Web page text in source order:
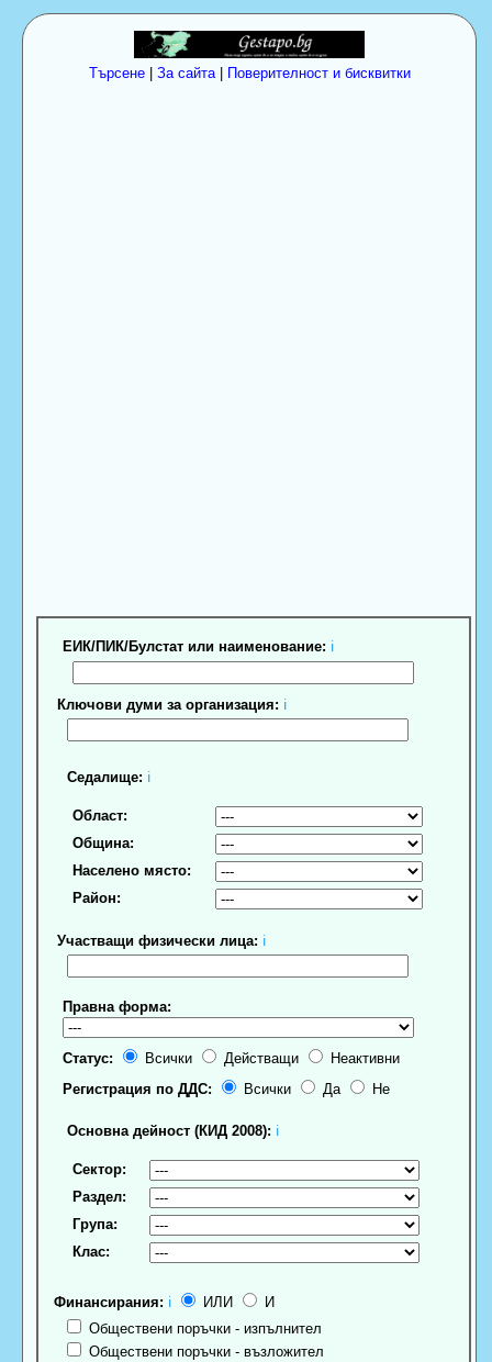
Търсене| За сайта| Поверителност и бисквитки
ЕИК/ПИК/Булстат или наименование: ℹ
Ключови думи за организация: ℹ
Седалище: ℹ
Област:
Община:
Населено място:
Район:
Участващи физически лица: ℹ
Правна форма:
Статус: Всички Действащи
Неактивни
Регистрация по ДДС:
Всички Да Не
Основна дейност (КИД 2008): ℹ
Сектор:
Раздел:
Група:
Клас:
Финансирания: ℹ ИЛИ
И
Обществени поръчки - изпълнител
Обществени поръчки - възложител